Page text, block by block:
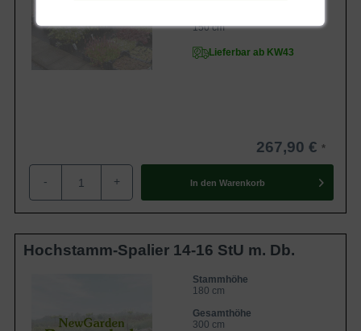
150 cm
Lieferbar ab KW43
267,90 €
- + In den Warenkorb
Hochstamm-Spalier 14-16 StU m. Db.
Stammhöhe
180 cm
Gesamthöhe
300 cm